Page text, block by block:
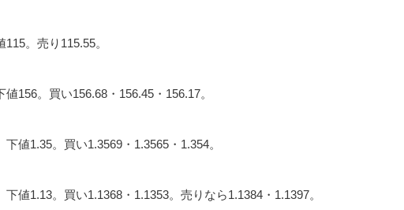
。売り115.55。
156。買い156.68・156.45・156.17。
値1.35。買い1.3569・1.3565・1.354。
下値1.13。買い1.1368・1.1353。売りなら1.1384・1.1397。